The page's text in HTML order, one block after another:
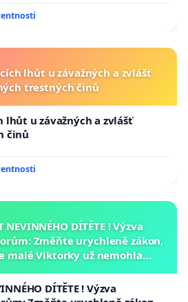
lhůt u závažných a zvlášť
trestných činů
lhůt u závažných a zvlášť
činů
NEVINNÉHO DÍTĚTE ! Výzva
Změňte urychleně zákon,
malé Viktorky už nemohla
DÍTĚTE ! Výzva